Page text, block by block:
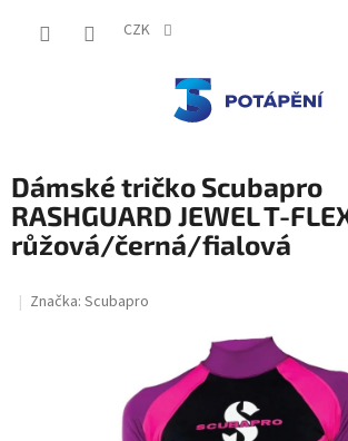
CZK
Dámské tričko Scubapro
RASHGUARD JEWEL T-
růžová/černá/fialová
Značka: Scubapro